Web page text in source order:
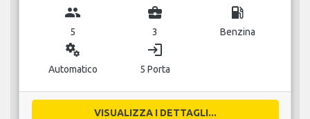
group
5
business_center
3
local_gas_station
Benzina
miscellaneous_services
Automatico
login
5 Porta
VISUALIZZA I DETTAGLI...